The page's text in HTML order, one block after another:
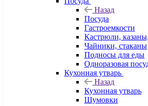
Назад
Посуда
Гастроемкости
Кастрюли,
Чайники, стаканы
Подносы для еды
Одноразовая
Кухонная утварь
Назад
Кухонная утварь
Шумовки